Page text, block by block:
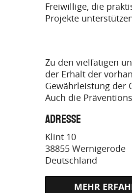
Freiwillige, die
Projekte
Zu den vielfätigen
der Erhalt der
Gewährleistung der
Auch die
Adresse
Klint 10
38855 Wernigerode
Deutschland